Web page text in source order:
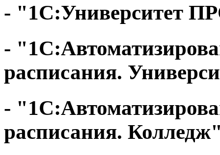
- "1С:Университет
-
расписания.
-
расписания.